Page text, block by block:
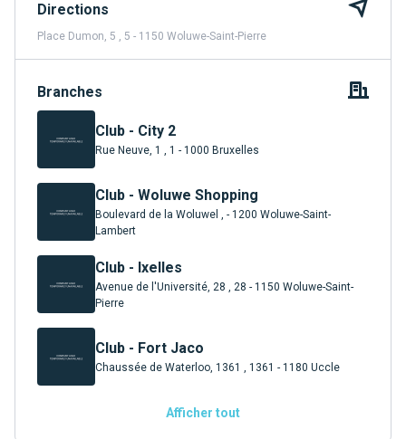
Directions
Place Dumon, 5 , 5 - 1150 Woluwe-Saint-Pierre
Branches
Club - City 2
Rue Neuve, 1 , 1 - 1000 Bruxelles
Club - Woluwe Shopping
Boulevard de la Woluwel , - 1200 Woluwe-Saint-
Lambert
Club - Ixelles
Avenue de l'Université, 28 , 28 - 1150 Woluwe-Saint-
Pierre
Club - Fort Jaco
Chaussée de Waterloo, 1361 , 1361 - 1180 Uccle
Afficher tout